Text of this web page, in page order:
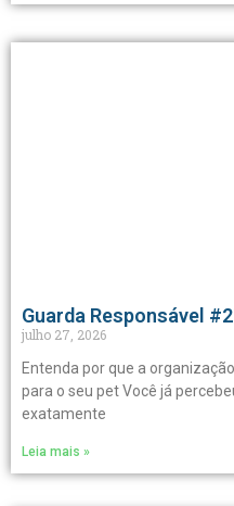
Guarda Responsável
julho 27, 2026
Entenda por que a
para o seu pet Você já
exatamente
Leia mais »